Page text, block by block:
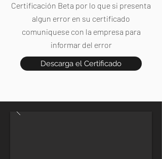
Certificación Beta por lo que si presenta
algun error en su certificado
comuniquese con la empresa para
informar del error
Descarga el Certificado